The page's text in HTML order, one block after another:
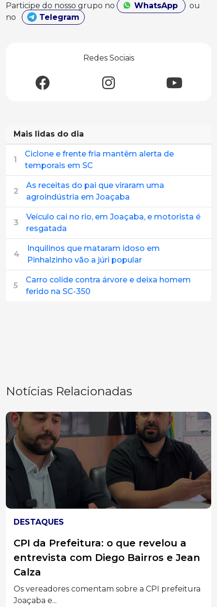
Participe do nosso grupo no WhatsApp
ou
no
Telegram
Redes Sociais
Mais lidas do dia
1
Ciclone e frente fria mantêm alerta de
temporais em SC
2
As receitas do pai que viraram uma
agroindústria em Joaçaba
3
Veículo cai no rio, em Joaçaba, e motorista é
resgatada
4
Inquilinos que mataram idoso em
Pinhalzinho vão a júri popular
5
Carro colide contra árvore e deixa homem
ferido na SC-350
Notícias Relacionadas
DESTAQUES
CPI da Prefeitura: o que revelou a
entrevista com Diego Bairros e Jean
Calza
Os vereadores comentam sobre a CPI prefeitura
Joaçaba e...